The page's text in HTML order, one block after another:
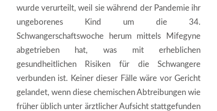
wurde verurteilt, weil sie während der Pandemie ihr
ungeborenes Kind um die 34.
Schwangerschaftswoche herum mittels Mifegyne
abgetrieben hat, was mit erheblichen
gesundheitlichen Risiken für die Schwangere
verbunden ist. Keiner dieser Fälle wäre vor Gericht
gelandet, wenn diese chemischen Abtreibungen wie
früher üblich unter ärztlicher Aufsicht stattgefunden